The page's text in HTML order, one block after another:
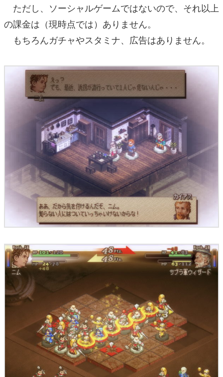
ただし、ソーシャルゲームではないので、それ以上
の課金は（現時点では）ありません。
もちろんガチャやスタミナ、広告はありません。